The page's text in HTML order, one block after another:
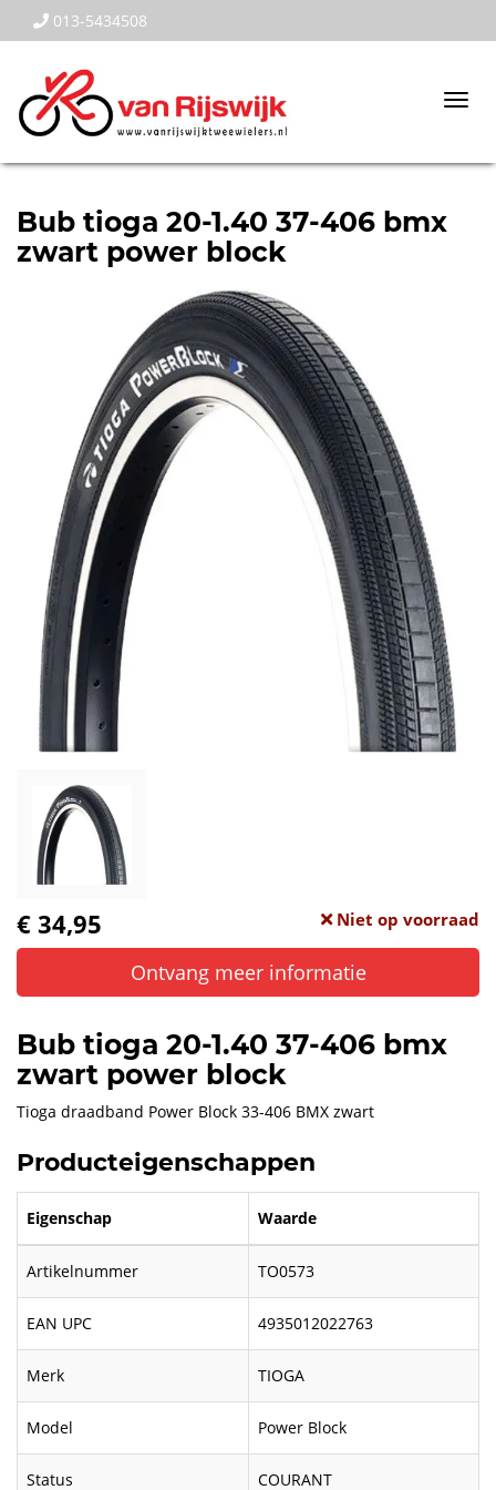
013-5434508
Bub tioga 20-1.40 37-406 bmx
zwart power block
€ 34,95 Niet op voorraad
Ontvang meer informatie
Bub tioga 20-1.40 37-406 bmx
zwart power block
Tioga draadband Power Block 33-406 BMX zwart
Producteigenschappen
Eigenschap Waarde
Artikelnummer TO0573
EAN UPC 4935012022763
Merk TIOGA
Model Power Block
Status COURANT